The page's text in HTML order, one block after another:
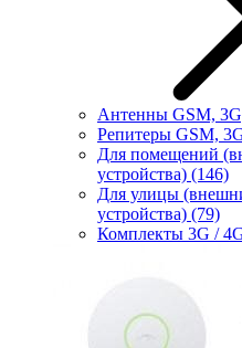
Антенны GSM,
Репитеры GSM,
Для помещений
устройства) (146)
Для улицы
устройства) (79)
Комплекты 3G /